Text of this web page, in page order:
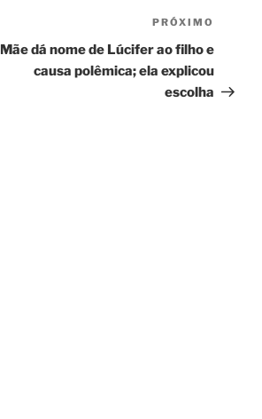
post
PRÓXIMO
Mãe dá nome de Lúcifer ao filho e
causa polêmica; ela explicou
escolha